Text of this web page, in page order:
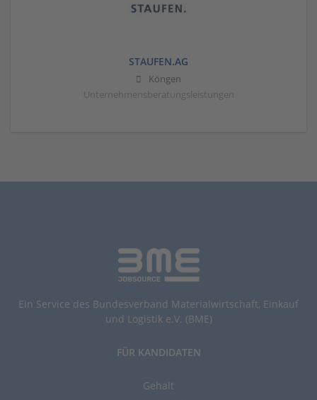
STAUFEN.AG
Köngen
Unternehmensberatungsleistungen
Ein Service des Bundesverband Materialwirtschaft, Einkauf
und Logistik e.V. (BME)
FÜR KANDIDATEN
Gehalt